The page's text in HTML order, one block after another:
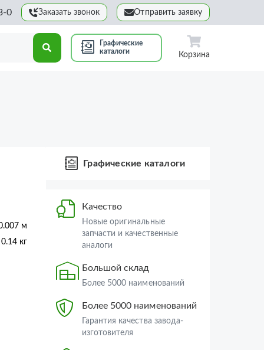
0 Заказать звонок Отправить заявку
Графические
каталоги
Корзина
м
0.14 кг
Графические каталоги
Качество
Новые оригинальные
запчасти и качественные
аналоги
Большой склад
Более 5000 наименований
Более 5000 наименований
Гарантия качества завода-
изготовителя